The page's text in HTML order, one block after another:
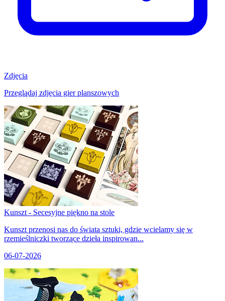
Zdjęcia
Przeglądaj zdjęcia gier planszowych
Kunszt - Secesyjne piękno na stole
Kunszt przenosi nas do świata sztuki, gdzie wcielamy się w
rzemieślniczki tworzące dzieła inspirowan...
06-07-2026